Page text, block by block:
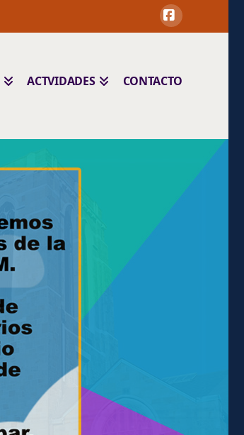
Facebook
ACTVIDADES CONTACTO